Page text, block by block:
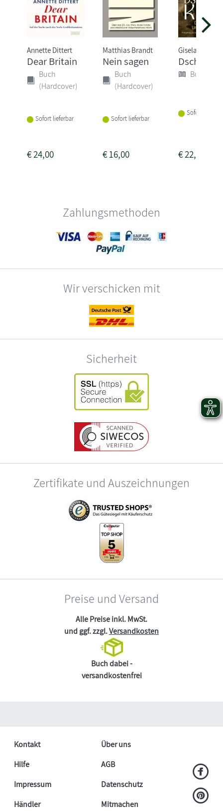
Annette Dittert
Dear Britain
Buch
(Hardcover)
Sofort lieferbar
€24,00
Matthias Brandt
Nein sagen
Buch
(Hardcover)
Sofort lieferbar
€16,00
Gisela
Dschingis
Buch
Sofort
€22,00
Zahlungsmethoden
Wir verschicken mit
Sicherheit
Zertifikate und Auszeichnungen
Preise und Versand
Alle Preise inkl. MwSt.
und ggf. zzgl.Versandkosten
Buch dabei -
versandkostenfrei
Kontakt
Über uns
Hilfe
AGB
Impressum
Datenschutz
Händler
Mitmachen